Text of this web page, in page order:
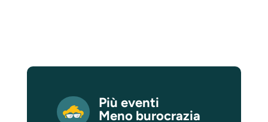
Più eventi
Meno burocrazia